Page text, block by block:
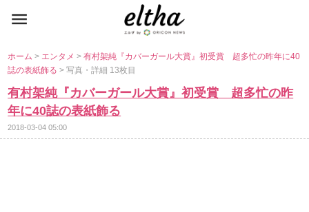
ホーム> エンタメ>有村架純『カバーガール大賞』初受賞 超多忙の昨年に40
誌の表紙飾る> 写真・詳細 13枚目
有村架純『カバーガール大賞』初受賞 超多忙の昨
年に40誌の表紙飾る
2018-03-04 05:00